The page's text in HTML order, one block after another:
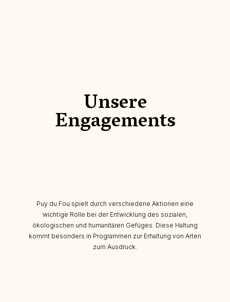
Unsere
Engagements
Puy du Fou spielt durch verschiedene Aktionen eine
wichtige Rolle bei der Entwicklung des sozialen,
ökologischen und humanitären Gefüges. Diese Haltung
kommt besonders in Programmen zur Erhaltung von Arten
zum Ausdruck.